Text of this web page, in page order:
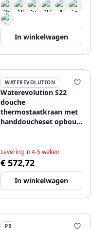
In winkelwagen
WATEREVOLUTION
Waterevolution S22
douche
thermostaatkraan met
handdoucheset opbouw
Levering in 4-5 weken
€ 572,72
In winkelwagen
PB